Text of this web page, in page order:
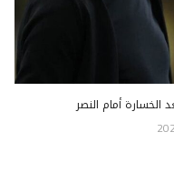
الخسارة أمام النصر